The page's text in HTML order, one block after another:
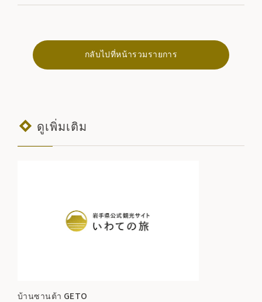
กลับไปที่หน้ารวมรายการ
ดูเพิ่มเติม
บ้านซานต้า GETO